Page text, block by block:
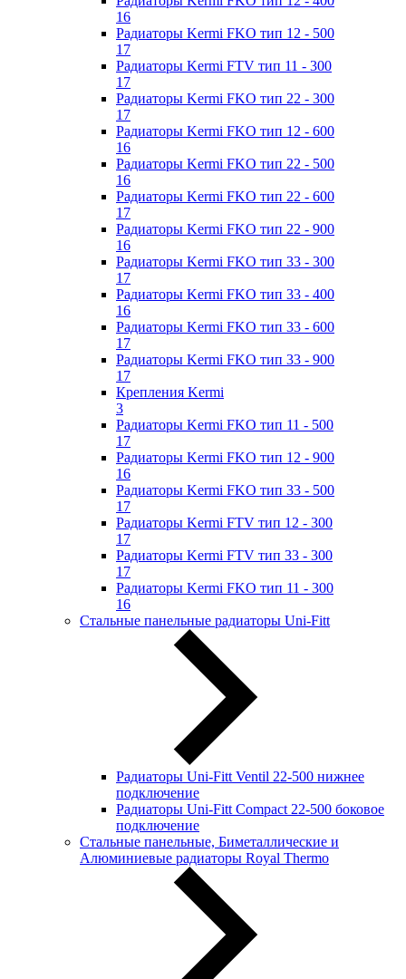
16
Радиаторы Kermi FKO тип 12 - 500
17
Радиаторы Kermi FTV тип 11 - 300
17
Радиаторы Kermi FKO тип 22 - 300
17
Радиаторы Kermi FKO тип 12 - 600
16
Радиаторы Kermi FKO тип 22 - 500
16
Радиаторы Kermi FKO тип 22 - 600
17
Радиаторы Kermi FKO тип 22 - 900
16
Радиаторы Kermi FKO тип 33 - 300
17
Радиаторы Kermi FKO тип 33 - 400
16
Радиаторы Kermi FKO тип 33 - 600
17
Радиаторы Kermi FKO тип 33 - 900
17
Крепления Kermi
3
Радиаторы Kermi FKO тип 11 - 500
17
Радиаторы Kermi FKO тип 12 - 900
16
Радиаторы Kermi FKO тип 33 - 500
17
Радиаторы Kermi FTV тип 12 - 300
17
Радиаторы Kermi FTV тип 33 - 300
17
Радиаторы Kermi FKO тип 11 - 300
16
Стальные панельные радиаторы Uni-Fitt
Радиаторы Uni-Fitt Ventil 22-500 нижнее
подключение
Радиаторы Uni-Fitt Compact 22-500 боковое
подключение
Стальные панельные, Биметаллические и
Алюминиевые радиаторы Royal Thermo